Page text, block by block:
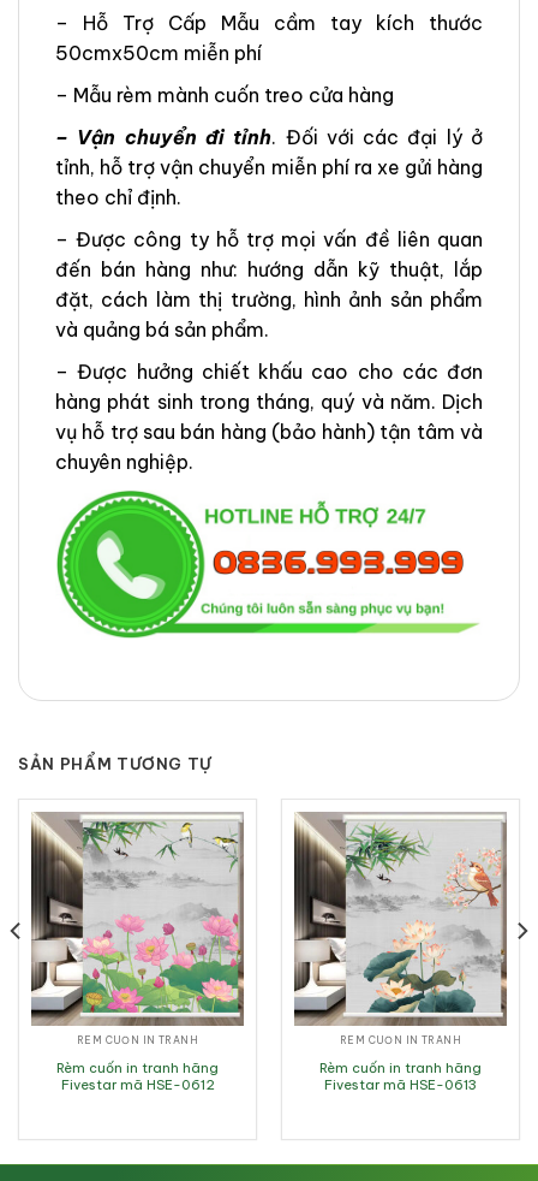
– Hỗ Trợ Cấp Mẫu cầm tay kích thước
50cmx50cm miễn phí
– Mẫu rèm mành cuốn treo cửa hàng
– Vận chuyển đi tỉnh. Đối với các đại lý ở
tỉnh, hỗ trợ vận chuyển miễn phí ra xe gửi hàng
theo chỉ định.
– Được công ty hỗ trợ mọi vấn đề liên quan
đến bán hàng như: hướng dẫn kỹ thuật, lắp
đặt, cách làm thị trường, hình ảnh sản phẩm
và quảng bá sản phẩm.
– Được hưởng chiết khấu cao cho các đơn
hàng phát sinh trong tháng, quý và năm. Dịch
vụ hỗ trợ sau bán hàng (bảo hành) tận tâm và
chuyên nghiệp.
SẢN PHẨM TƯƠNG TỰ
RÈM CUỐN IN TRANH
Rèm cuốn in tranh hãng
Fivestar mã HSE-0612
RÈM CUỐN IN TRANH
Rèm cuốn in tranh hãng
Fivestar mã HSE-0613